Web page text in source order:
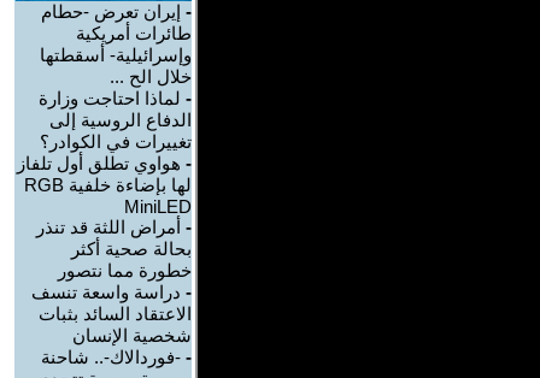
- إيران تعرض -حطام
طائرات أمريكية
وإسرائيلية- أسقطتها
خلال الح ...
- لماذا احتاجت وزارة
الدفاع الروسية إلى
تغييرات في الكوادر؟
- هواوي تطلق أول تلفاز
لها بإضاءة خلفية RGB
MiniLED
- أمراض اللثة قد تنذر
بحالة صحية أكثر
خطورة مما نتصور
- دراسة واسعة تنسف
الاعتقاد السائد بثبات
شخصية الإنسان
- -فوردالاك-.. شاحنة